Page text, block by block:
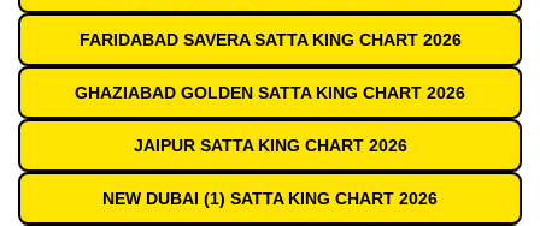
FARIDABAD SAVERA SATTA KING CHART 2026
GHAZIABAD GOLDEN SATTA KING CHART 2026
JAIPUR SATTA KING CHART 2026
NEW DUBAI (1) SATTA KING CHART 2026